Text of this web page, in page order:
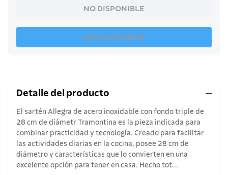
NO DISPONIBLE
NO DISPONIBLE
Detalle del producto
El sartén Allegra de acero inoxidable con fondo triple de
28 cm de diámetr Tramontina es la pieza indicada para
combinar practicidad y tecnología. Creado para facilitar
las actividades diarias en la cocina, posee 28 cm de
diámetro y características que lo convierten en una
excelente opción para tener en casa. Hecho tot...